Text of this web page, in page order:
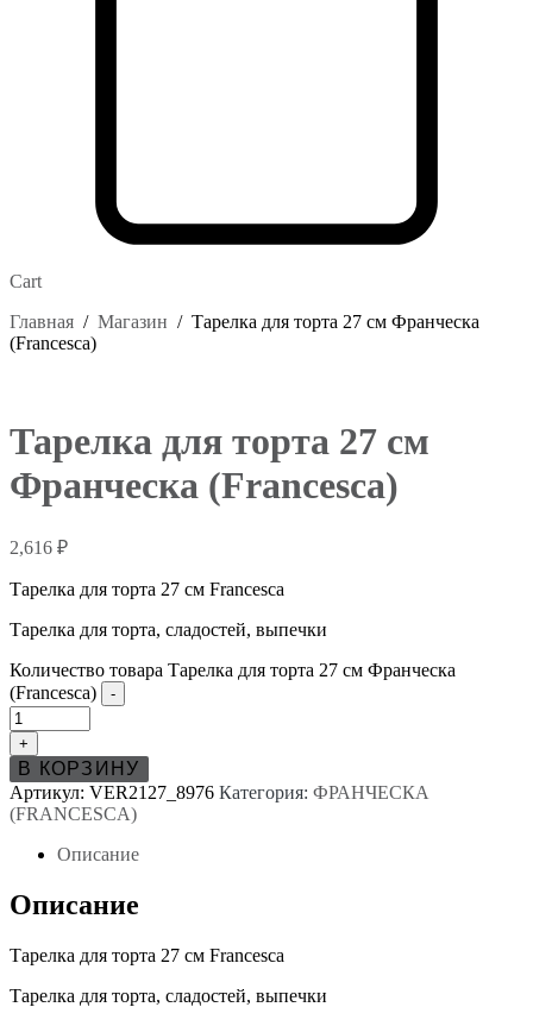
Cart
Главная / Магазин / Тарелка для торта 27 см Франческа
(Francesca)
Тарелка для торта 27 см
Франческа (Francesca)
2,616 ₽
Тарелка для торта 27 см Francesca
Тарелка для торта, сладостей, выпечки
Количество товара Тарелка для торта 27 см Франческа
(Francesca)
-
+
В КОРЗИНУ
Артикул: VER2127_8976 Категория: ФРАНЧЕСКА
(FRANCESCA)
Описание
Описание
Тарелка для торта 27 см Francesca
Тарелка для торта, сладостей, выпечки